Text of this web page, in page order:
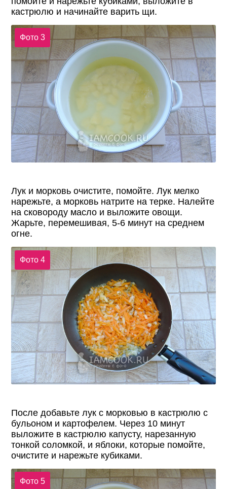
кастрюлю и начинайте варить щи.
Фото 3
Лук и морковь очистите, помойте. Лук мелко
нарежьте, а морковь натрите на терке. Налейте
на сковороду масло и выложите овощи.
Жарьте, перемешивая, 5-6 минут на среднем
огне.
Фото 4
После добавьте лук с морковью в кастрюлю с
бульоном и картофелем. Через 10 минут
выложите в кастрюлю капусту, нарезанную
тонкой соломкой, и яблоки, которые помойте,
очистите и нарежьте кубиками.
Фото 5